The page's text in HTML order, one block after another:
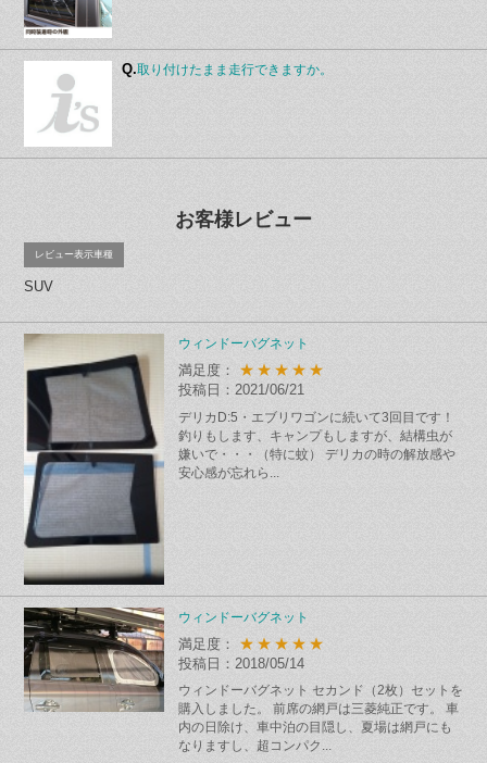
Q.取り付けたまま走行できますか。
お客様レビュー
レビュー表示車種
SUV
ウィンドーバグネット
満足度： ★★★★★
投稿日：2021/06/21
デリカD:5・エブリワゴンに続いて3回目です！
釣りもします、キャンプもしますが、結構虫が
嫌いで・・・（特に蚊） デリカの時の解放感や
安心感が忘れら...
ウィンドーバグネット
満足度： ★★★★★
投稿日：2018/05/14
ウィンドーバグネット セカンド（2枚）セットを
購入しました。 前席の網戸は三菱純正です。 車
内の日除け、車中泊の目隠し、夏場は網戸にも
なりますし、超コンパク...